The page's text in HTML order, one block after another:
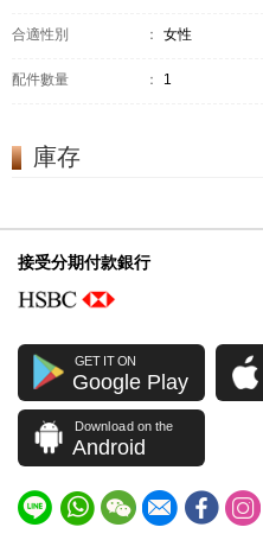
合適性別 ： 女性
配件數量 ： 1
庫存
接受分期付款銀行
GET IT ON
Google Play
Download on the
Android